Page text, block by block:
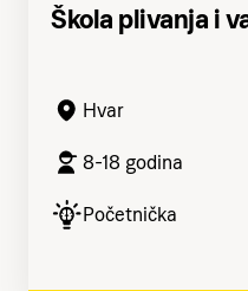
Škola plivanja i
Hvar
8-18 godina
Početnička